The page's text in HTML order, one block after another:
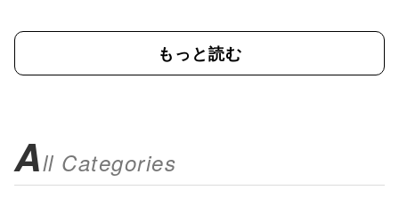
もっと読む
All Categories